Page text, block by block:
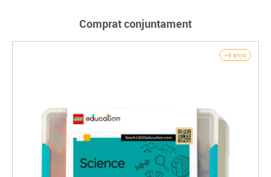
Comprat conjuntament
+8 anys